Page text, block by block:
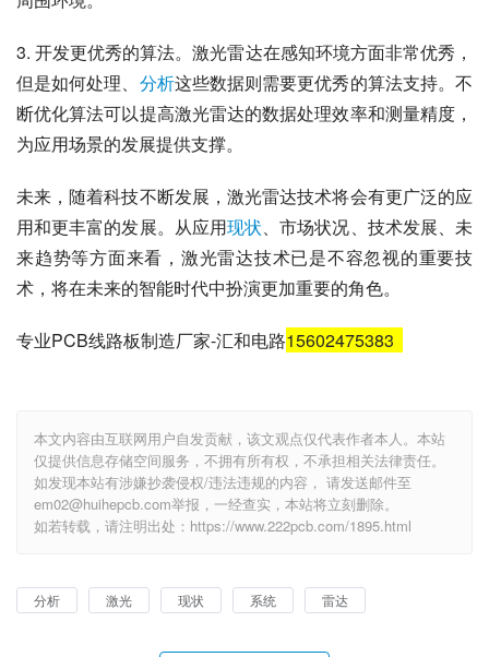
3. 开发更优秀的算法。激光雷达在感知环境方面非常优秀，
但是如何处理、 分析这些数据则需要更优秀的算法支持。不
断优化算法可以提高激光雷达的数据处理效率和测量精度，
为应用场景的发展提供支撑。
未来，随着科技不断发展，激光雷达技术将会有更广泛的应
用和更丰富的发展。从应用现状、市场状况、技术发展、未
来趋势等方面来看，激光雷达技术已是不容忽视的重要技
术，将在未来的智能时代中扮演更加重要的角色。
专业PCB线路板制造厂家-汇和电路15602475383
本文内容由互联网用户自发贡献，该文观点仅代表作者本人。本站
仅提供信息存储空间服务，不拥有所有权，不承担相关法律责任。
如发现本站有涉嫌抄袭侵权/违法违规的内容， 请发送邮件至
em02@huihepcb.com举报，一经查实，本站将立刻删除。
如若转载，请注明出处：https://www.222pcb.com/1895.html
分析 激光 现状 系统 雷达